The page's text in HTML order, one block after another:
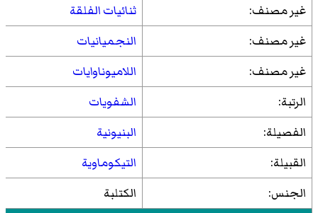
غير مصنف:
ثنائيات الفلقة
غير مصنف:
النجميانيات
غير مصنف:
اللاميوناوايات
الرتبة:
الشفويات
الفصيلة:
البنيونية
القبيلة:
التيكوماوية
الجنس:
الكتلبة